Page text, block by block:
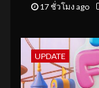
17 ชั่วโมง ago
UPDATE